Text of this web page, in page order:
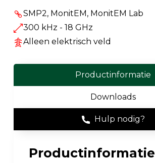
SMP2, MonitEM, MonitEM Lab
300 kHz - 18 GHz
Alleen elektrisch veld
Productinformatie
Downloads
Hulp nodig?
Productinformatie